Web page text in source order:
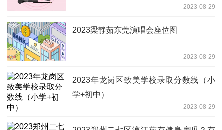
2023-08-29
2023梁静茹东莞演唱会座位图
2023-08-29
2023年龙岗区致美学校录取分数线（小
学+初中）
2023-08-29